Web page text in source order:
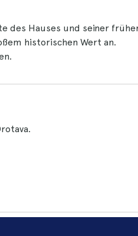
des Hauses und seiner
historischen Wert an.